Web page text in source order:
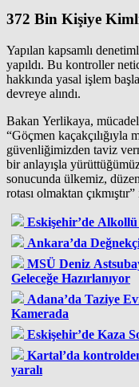
372 Bin Kişiye
Yapılan kapsamlı
yapıldı. Bu kontroller
hakkında yasal işlem
devreye alındı.
Bakan Yerlikaya,
“Göçmen kaçakçılığıyla
güvenliğimizden taviz
bir anlayışla
sonucunda ülkemiz,
rotası olmaktan
Eskişehir’de
Ankara’da
MSÜ Deniz
Geleceğe Hazırlanıyor
Adana’da Taziye
Kamerada
Eskişehir’de Kaza
Kartal’da
yaralı